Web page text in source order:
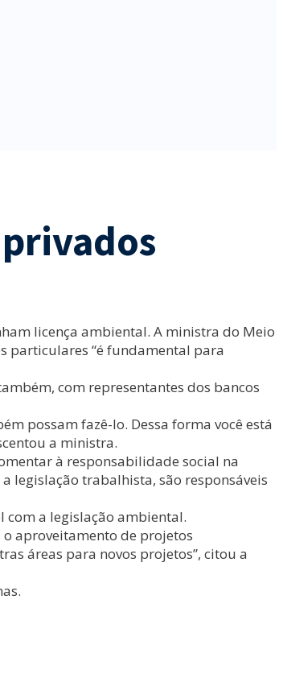
licença ambiental. A ministra do Meio
particulares “é fundamental para
com representantes dos bancos
possam fazê-lo. Dessa forma você está
a ministra.
à responsabilidade social na
legislação trabalhista, são responsáveis
com a legislação ambiental.
aproveitamento de projetos
áreas para novos projetos”, citou a